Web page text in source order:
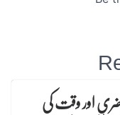
اور وقت کی